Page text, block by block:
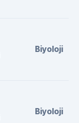
Biyoloji
Biyoloji